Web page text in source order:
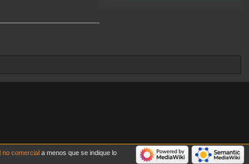
no comerciala menos que se indique lo